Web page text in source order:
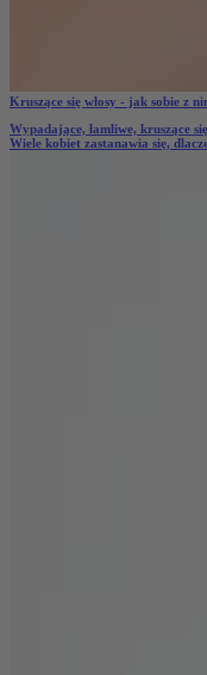
Kruszące się włosy - jak sobie z
Wypadające, łamliwe, kruszące
Wiele kobiet zastanawia się,